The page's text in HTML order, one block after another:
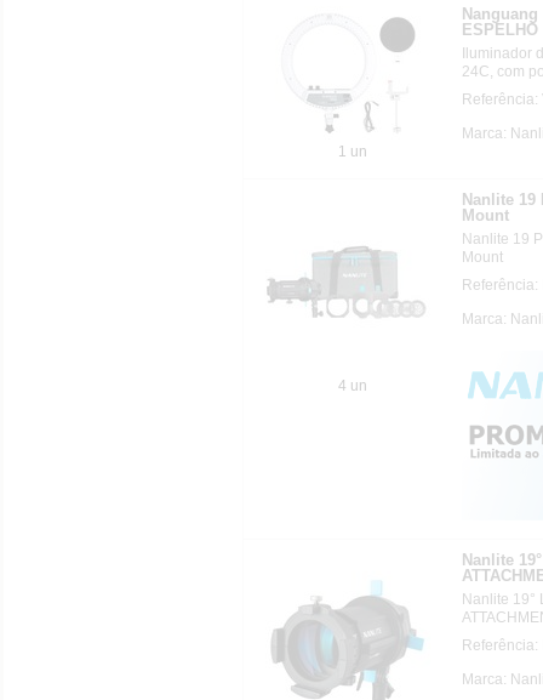
1 un
ESPELHO
Iluminador
24C, com
Marca:
4 un
Nanlite
Mount
Nanlite 19
Mount
Referência:
Marca:
Nanlite
Nanlite 19°
Marca: